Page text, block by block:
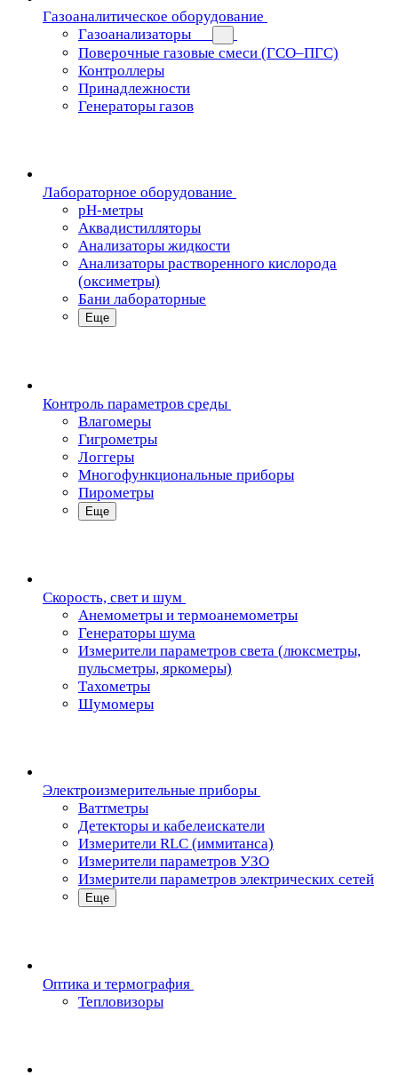
Газоаналитическое оборудование
Газоанализаторы
Поверочные газовые смеси (ГСО–ПГС)
Контроллеры
Принадлежности
Генераторы газов
Лабораторное оборудование
pH-метры
Аквадистилляторы
Анализаторы жидкости
Анализаторы растворенного кислорода
(оксиметры)
Бани лабораторные
Еще
Контроль параметров среды
Влагомеры
Гигрометры
Логгеры
Многофункциональные приборы
Пирометры
Еще
Скорость, свет и шум
Анемометры и термоанемометры
Генераторы шума
Измерители параметров света (люксметры,
пульсметры, яркомеры)
Тахометры
Шумомеры
Электроизмерительные приборы
Ваттметры
Детекторы и кабелеискатели
Измерители RLC (иммитанса)
Измерители параметров УЗО
Измерители параметров электрических сетей
Еще
Oптика и термография
Тепловизоры